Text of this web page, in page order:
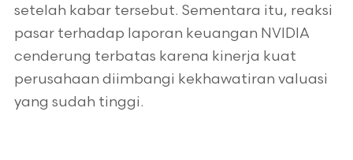
setelah kabar tersebut. Sementara itu, reaksi
pasar terhadap laporan keuangan NVIDIA
cenderung terbatas karena kinerja kuat
perusahaan diimbangi kekhawatiran valuasi
yang sudah tinggi.